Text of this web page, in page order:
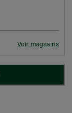
Voir magasins